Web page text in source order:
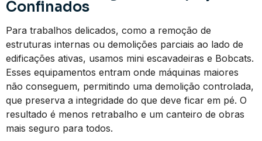
Confinados
Para trabalhos delicados, como a remoção de
estruturas internas ou demolições parciais ao lado de
edificações ativas, usamos mini escavadeiras e Bobcats.
Esses equipamentos entram onde máquinas maiores
não conseguem, permitindo uma demolição controlada,
que preserva a integridade do que deve ficar em pé. O
resultado é menos retrabalho e um canteiro de obras
mais seguro para todos.